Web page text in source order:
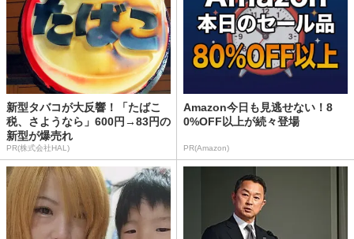
新型タバコが大反響！「たばこ
税、さようなら」600円→83円の
新型が爆売れ
PR(株式会社HAL)
Amazon今日も見逃せない！8
0%OFF以上が続々登場
PR(Amazon)